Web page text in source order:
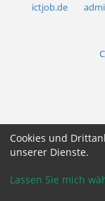
ictjob.de
Cookies und
unserer Dienste.
Lassen Sie mich